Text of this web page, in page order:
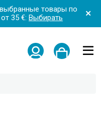
товары по
35 €: Выбирать